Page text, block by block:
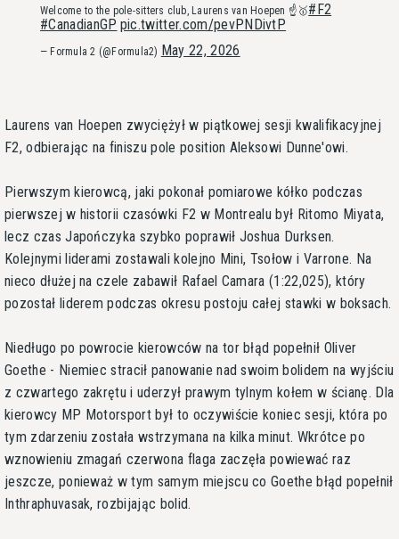
Welcome to the pole-sitters club, Laurens van Hoepen ☝️🥇#F2
#CanadianGP pic.twitter.com/pevPNDivtP
— Formula 2 (@Formula2) May 22, 2026
Laurens van Hoepen zwyciężył w piątkowej sesji kwalifikacyjnej
F2, odbierając na finiszu pole position Aleksowi Dunne'owi.
Pierwszym kierowcą, jaki pokonał pomiarowe kółko podczas
pierwszej w historii czasówki F2 w Montrealu był Ritomo Miyata,
lecz czas Japończyka szybko poprawił Joshua Durksen.
Kolejnymi liderami zostawali kolejno Mini, Tsołow i Varrone. Na
nieco dłużej na czele zabawił Rafael Camara (1:22,025), który
pozostał liderem podczas okresu postoju całej stawki w boksach.
Niedługo po powrocie kierowców na tor błąd popełnił Oliver
Goethe - Niemiec stracił panowanie nad swoim bolidem na wyjściu
z czwartego zakrętu i uderzył prawym tylnym kołem w ścianę. Dla
kierowcy MP Motorsport był to oczywiście koniec sesji, która po
tym zdarzeniu została wstrzymana na kilka minut. Wkrótce po
wznowieniu zmagań czerwona flaga zaczęła powiewać raz
jeszcze, ponieważ w tym samym miejscu co Goethe błąd popełnił
Inthraphuvasak, rozbijając bolid.